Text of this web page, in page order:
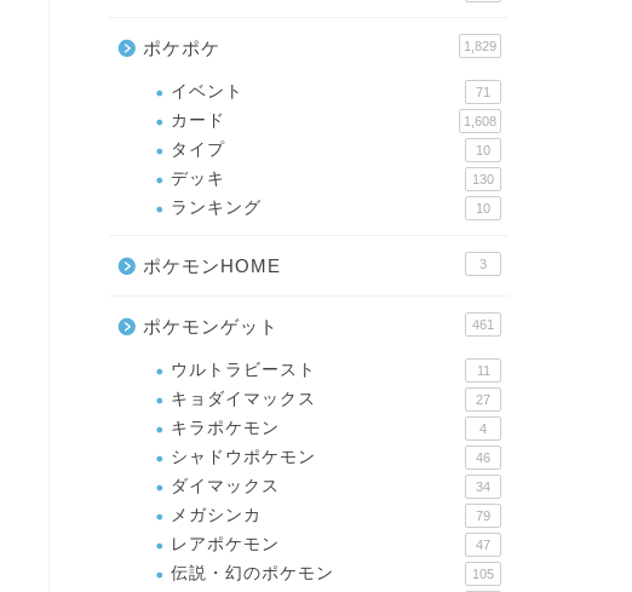
ポケポケ 1,829
イベント 71
カード 1,608
タイプ 10
デッキ 130
ランキング 10
ポケモンHOME 3
ポケモンゲット 461
ウルトラビースト 11
キョダイマックス 27
キラポケモン 4
シャドウポケモン 46
ダイマックス 34
メガシンカ 79
レアポケモン 47
伝説・幻のポケモン 105